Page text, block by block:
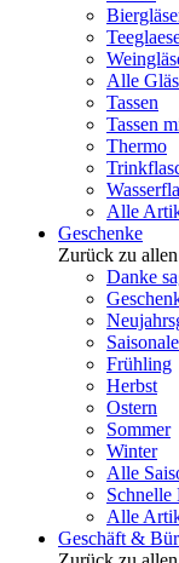
Alle
Tassen
Tassen
Thermo
Alle
Geschenke
Zurück zu
Danke
Frühling
Herbst
Ostern
Sommer
Winter
Alle
Schnelle
Alle
Geschäft &